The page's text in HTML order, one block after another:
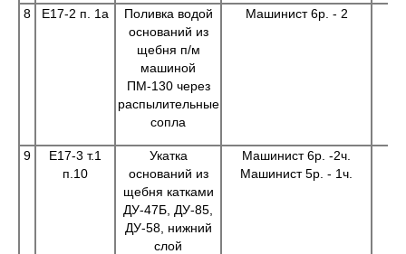
8 Е17-2 п. 1а
Поливка водой
оснований из
щебня п/м
машиной
ПМ-130 через
распылительные
сопла
Машинист 6р. - 2
9
Е17-3 т.1
п.10
Укатка
оснований из
щебня катками
ДУ-47Б, ДУ-85,
ДУ-58, нижний
слой
Машинист 6р. -2ч.
Машинист 5р. - 1ч.